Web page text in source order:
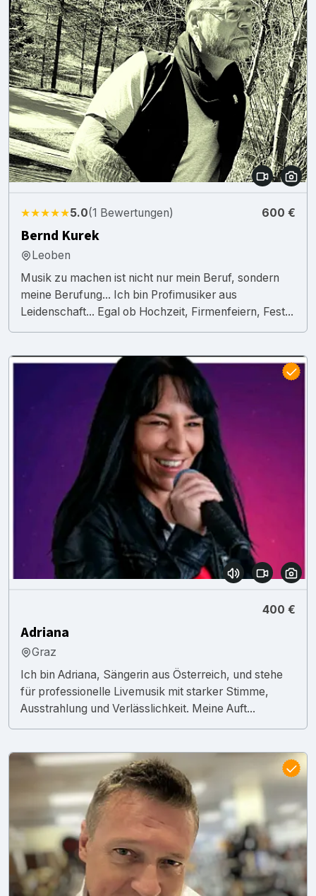
★★★★★5.0(1 Bewertungen) 600 €
Bernd Kurek
Leoben
Musik zu machen ist nicht nur mein Beruf, sondern
meine Berufung... Ich bin Profimusiker aus
Leidenschaft... Egal ob Hochzeit, Firmenfeiern, Fest...
400 €
Adriana
Graz
Ich bin Adriana, Sängerin aus Österreich, und stehe
für professionelle Livemusik mit starker Stimme,
Ausstrahlung und Verlässlichkeit. Meine Auft...